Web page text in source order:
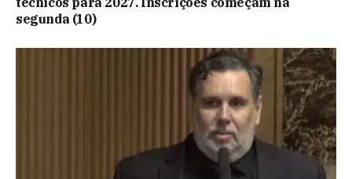
segunda (10)